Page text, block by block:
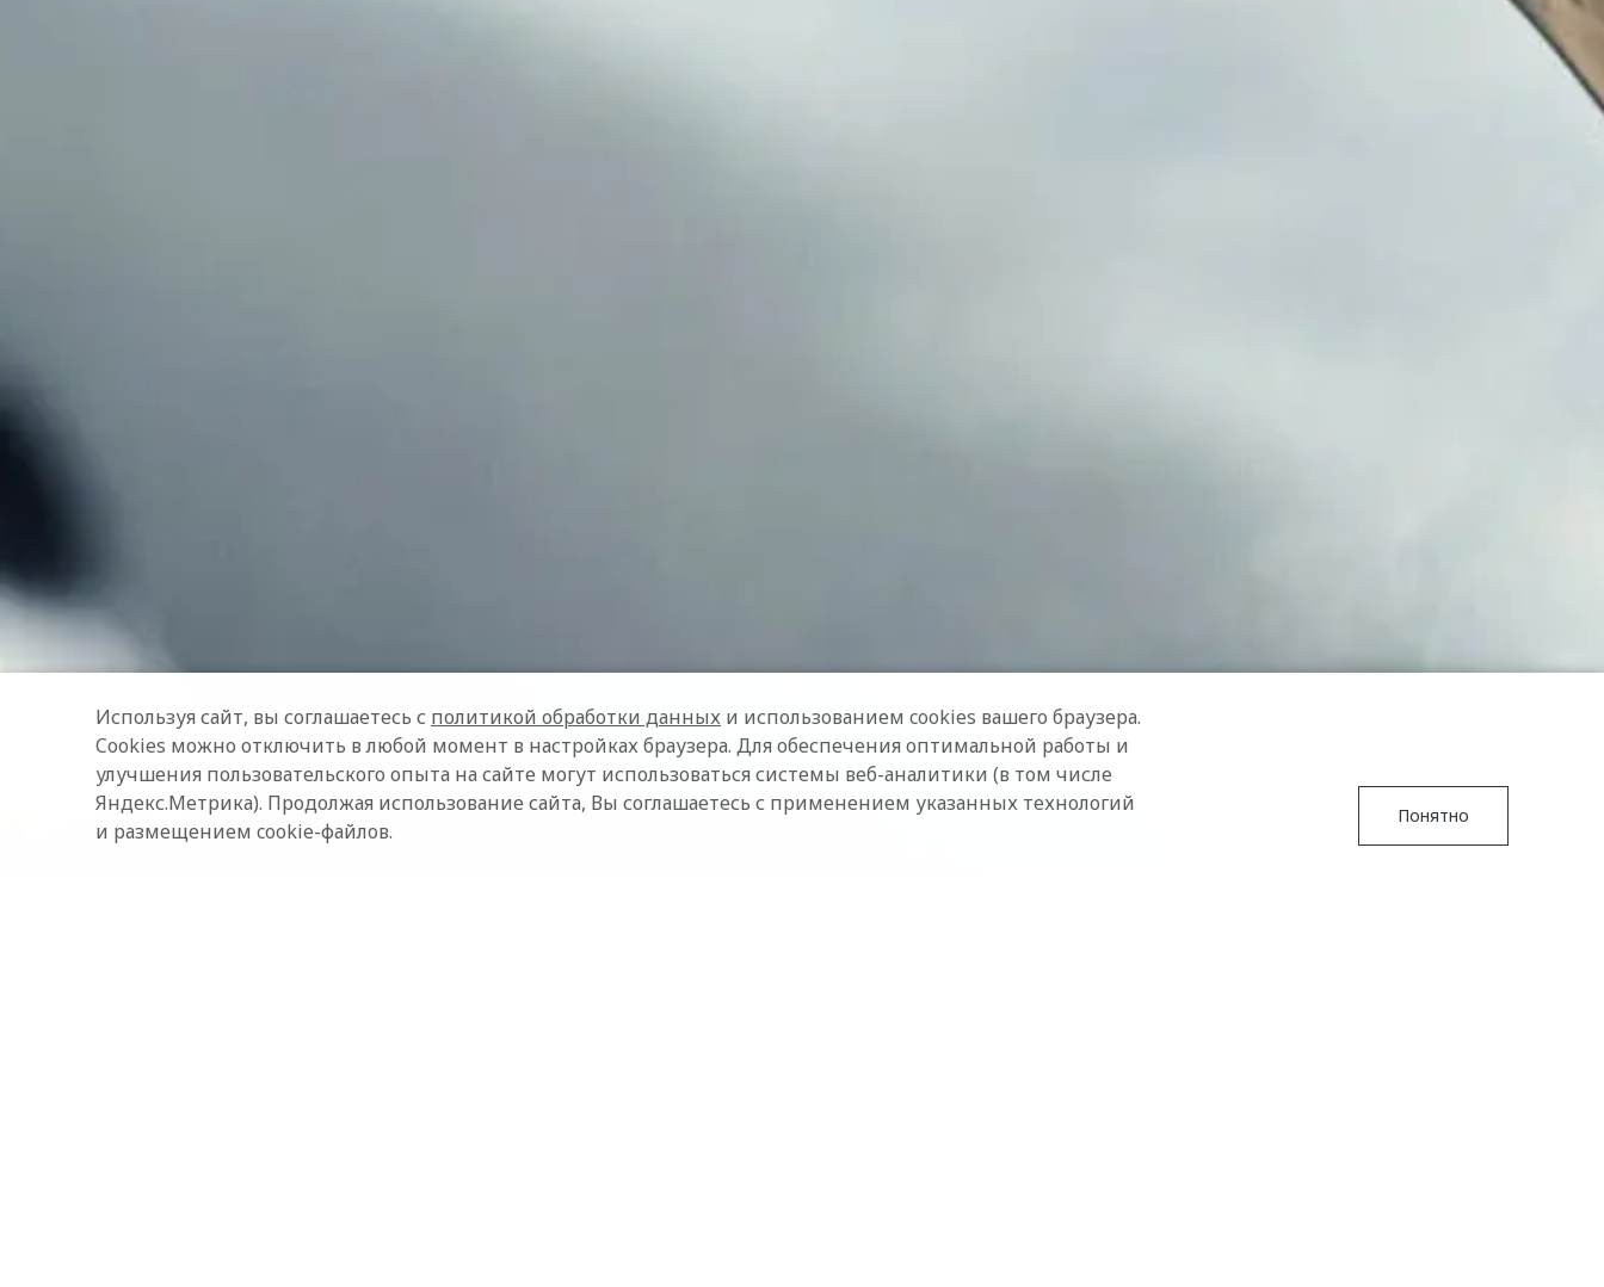
Используя сайт, вы соглашаетесь с политикой обработки данных и использованием cookies вашего браузера.
Cookies можно отключить в любой момент в настройках браузера. Для обеспечения оптимальной работы и
улучшения пользовательского опыта на сайте могут использоваться системы веб-аналитики (в том числе
Яндекс.Метрика). Продолжая использование сайта, Вы соглашаетесь с применением указанных технологий
и размещением cookie-файлов.
Понятно